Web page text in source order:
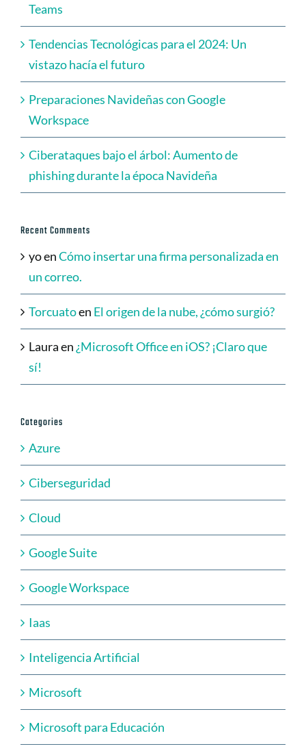
Teams
Tendencias Tecnológicas para el 2024: Un
vistazo hacía el futuro
Preparaciones Navideñas con Google
Workspace
Ciberataques bajo el árbol: Aumento de
phishing durante la época Navideña
Recent Comments
yoenCómo insertar una firma personalizada en
un correo.
Torcuatoen El origen de la nube, ¿cómo surgió?
Lauraen ¿Microsoft Office en iOS? ¡Claro que
sí!
Categories
Azure
Ciberseguridad
Cloud
Google Suite
Google Workspace
Iaas
Inteligencia Artificial
Microsoft
Microsoft para Educación